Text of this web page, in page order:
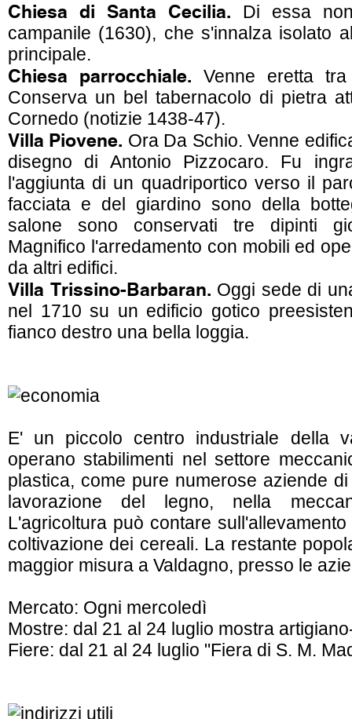
Chiesa di Santa Cecilia. Di essa
campanile (1630), che s'innalza isolato
principale.
Chiesa parrocchiale. Venne eretta
Conserva un bel tabernacolo di pietra
Cornedo (notizie 1438-47).
Villa Piovene. Ora Da Schio. Venne
disegno di Antonio Pizzocaro. Fu
l'aggiunta di un quadriportico verso il
facciata e del giardino sono della
salone sono conservati tre dipinti
Magnifico l'arredamento con mobili ed
da altri edifici.
Villa Trissino-Barbaran. Oggi sede di
nel 1710 su un edificio gotico
fianco destro una bella loggia.
E' un piccolo centro industriale della
operano stabilimenti nel settore
plastica, come pure numerose aziende
lavorazione del legno, nella
L'agricoltura può contare
coltivazione dei cereali. La restante
maggior misura a Valdagno, presso le
Mercato: Ogni mercoledì
Mostre: dal 21 al 24 luglio mostra
Fiere: dal 21 al 24 luglio "Fiera di S. M.